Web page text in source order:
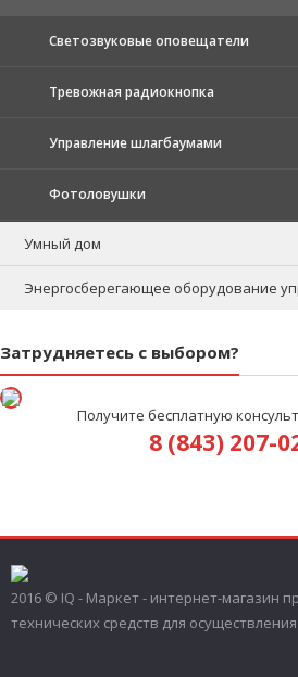
Светозвуковые оповещатели
Тревожная радиокнопка
Управление шлагбаумами
Фотоловушки
Умный дом
Энергосберегающее оборудование
Затрудняетесь с выбором?
Получите бесплатную
8 (843) 207-
2016 © IQ - Маркет - интернет-магазин
технических средств для